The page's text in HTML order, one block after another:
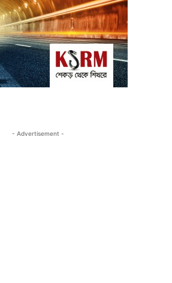
- Advertisement -